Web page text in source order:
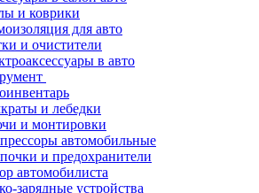
и коврики
для авто
и очистители
в авто
и лебедки
и монтировки
автомобильные
и предохранители
автомобилиста
зарядные устройства